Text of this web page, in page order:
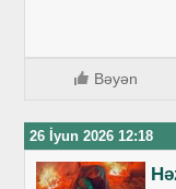
Bəyən
26 İyun 2026 12:18